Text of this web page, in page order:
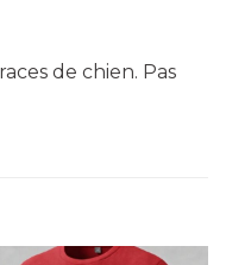
de chien. Pas